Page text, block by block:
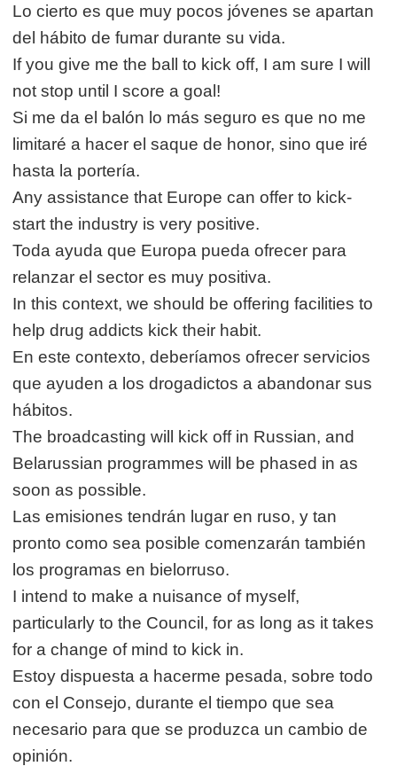
Lo cierto es que muy pocos jóvenes se apartan
del hábito de fumar durante su vida.
If you give me the ball to kick off, I am sure I will
not stop until I score a goal!
Si me da el balón lo más seguro es que no me
limitaré a hacer el saque de honor, sino que iré
hasta la portería.
Any assistance that Europe can offer to kick-
start the industry is very positive.
Toda ayuda que Europa pueda ofrecer para
relanzar el sector es muy positiva.
In this context, we should be offering facilities to
help drug addicts kick their habit.
En este contexto, deberíamos ofrecer servicios
que ayuden a los drogadictos a abandonar sus
hábitos.
The broadcasting will kick off in Russian, and
Belarussian programmes will be phased in as
soon as possible.
Las emisiones tendrán lugar en ruso, y tan
pronto como sea posible comenzarán también
los programas en bielorruso.
I intend to make a nuisance of myself,
particularly to the Council, for as long as it takes
for a change of mind to kick in.
Estoy dispuesta a hacerme pesada, sobre todo
con el Consejo, durante el tiempo que sea
necesario para que se produzca un cambio de
opinión.